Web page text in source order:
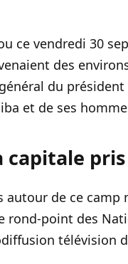
ce vendredi 30
des
du
et de ses
pris
de ce camp
point des
télévision